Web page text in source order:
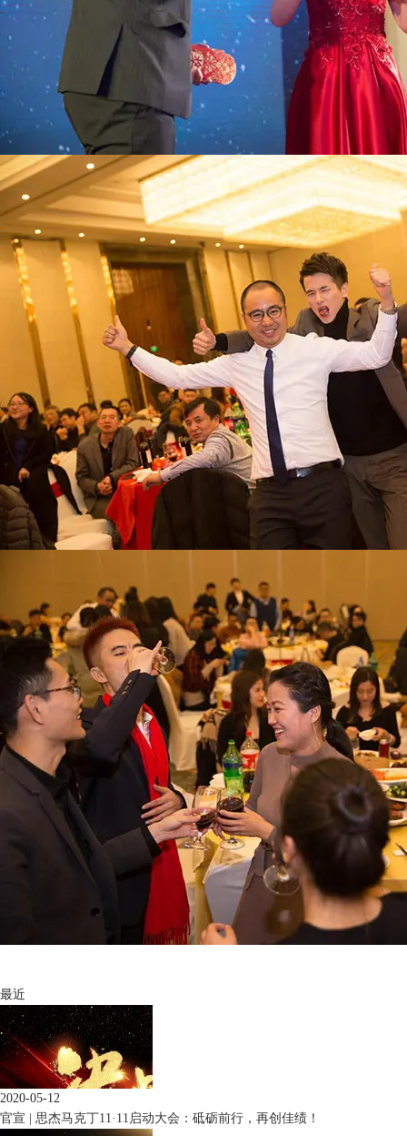
最近
2020-05-12
官宣 | 思杰马克丁11·11启动大会：砥砺前行，再创佳绩！